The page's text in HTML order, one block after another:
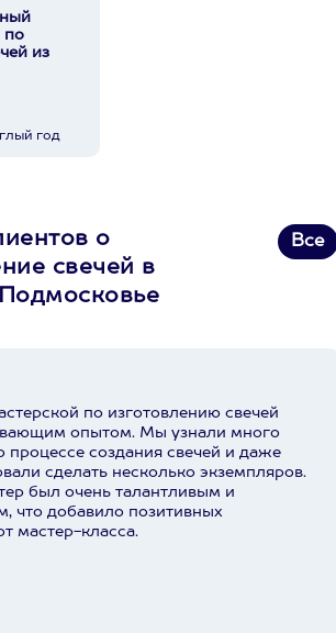
по
из
год
о
свечей в
Все
по изготовлению свечей
опытом. Мы узнали много
процессе создания свечей и даже
сделать несколько экземпляров.
был очень талантливым и
что добавило позитивных
мастер-класса.